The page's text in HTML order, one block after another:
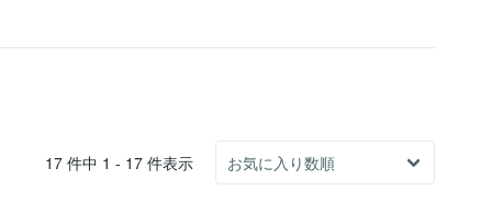
17 件中 1 - 17 件表示